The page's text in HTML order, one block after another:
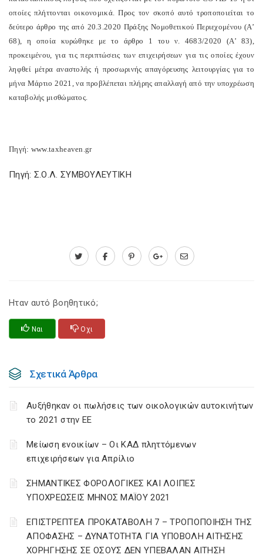
οποίες πλήττονται οικονομικά. Προς τον σκοπό αυτό τροποποιείται το
δεύτερο άρθρο της από 20.3.2020 Πράξης Νομοθετικού Περιεχομένου (Α’
68), η οποία κυρώθηκε με το άρθρο 1 του ν. 4683/2020 (Α’ 83),
προκειμένου, για τις περιπτώσεις των επιχειρήσεων για τις οποίες έχουν
ληφθεί μέτρα αναστολής ή προσωρινής απαγόρευσης λειτουργίας για το
μήνα Μάρτιο 2021, να προβλέπεται πλήρης απαλλαγή από την υποχρέωση
καταβολής μισθώματος.
Πηγή: www.taxheaven.gr
Πηγή: Σ.Ο.Λ. ΣΥΜΒΟΥΛΕΥΤΙΚΗ
Ηταν αυτό βοηθητικό;
Ναι Οχι
Σχετικά Άρθρα
Αυξήθηκαν οι πωλήσεις των οικολογικών αυτοκινήτων
το 2021 στην ΕΕ
Μείωση ενοικίων – Οι ΚΑΔ πληττόμενων
επιχειρήσεων για Απρίλιο
ΣΗΜΑΝΤΙΚΕΣ ΦΟΡΟΛΟΓΙΚΕΣ ΚΑΙ ΛΟΙΠΕΣ
ΥΠΟΧΡΕΩΣΕΙΣ ΜΗΝΟΣ ΜΑΪΟΥ 2021
ΕΠΙΣΤΡΕΠΤΕΑ ΠΡΟΚΑΤΑΒΟΛΗ 7 – ΤΡΟΠΟΠΟΙΗΣΗ ΤΗΣ
ΑΠΟΦΑΣΗΣ – ΔΥΝΑΤΟΤΗΤΑ ΓΙΑ ΥΠΟΒΟΛΗ ΑΙΤΗΣΗΣ
ΧΟΡΗΓΗΣΗΣ ΣΕ ΟΣΟΥΣ ΔΕΝ ΥΠΕΒΑΛΑΝ ΑΙΤΗΣΗ